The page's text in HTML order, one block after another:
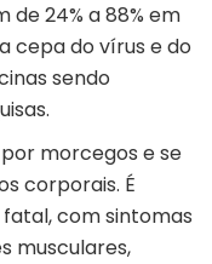
24% a 88% em
cepa do vírus e do
sendo
morcegos e se
corporais. É
com sintomas
musculares,